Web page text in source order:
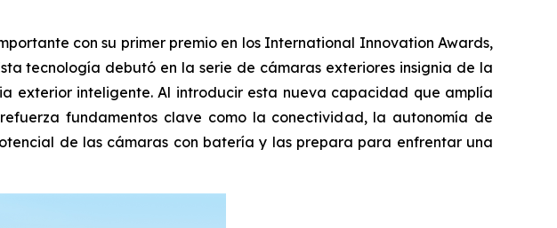
con su primer premio en los International Innovation Awards,
tecnología debutó en la serie de cámaras exteriores insignia de la
exterior inteligente. Al introducir esta nueva capacidad que amplía
fundamentos clave como la conectividad, la autonomía de
de las cámaras con batería y las prepara para enfrentar una